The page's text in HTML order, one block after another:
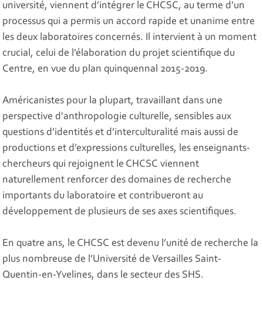
université, viennent d’intégrer le CHCSC, au terme d’un
processus qui a permis un accord rapide et unanime entre
les deux laboratoires concernés. Il intervient à un moment
crucial, celui de l’élaboration du projet scientifique du
Centre, en vue du plan quinquennal 2015-2019.
Américanistes pour la plupart, travaillant dans une
perspective d'anthropologie culturelle, sensibles aux
questions d’identités et d’interculturalité mais aussi de
productions et d’expressions culturelles, les enseignants-
chercheurs qui rejoignent le CHCSC viennent
naturellement renforcer des domaines de recherche
importants du laboratoire et contribueront au
développement de plusieurs de ses axes scientifiques.
En quatre ans, le CHCSC est devenu l’unité de recherche la
plus nombreuse de l’Université de Versailles Saint-
Quentin-en-Yvelines, dans le secteur des SHS.